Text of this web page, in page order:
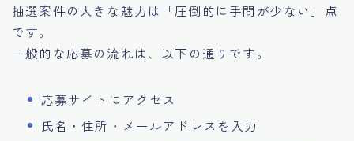
抽選案件の大きな魅力は「圧倒的に手間が少ない」点
です。
一般的な応募の流れは、以下の通りです。
応募サイトにアクセス
氏名・住所・メールアドレスを入力